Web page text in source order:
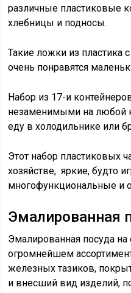
различные пластиковые
хлебницы и подносы.
Такие ложки из
очень понравятся
Набор из 17-и
незаменимыми на любой
еду в холодильнике или
Этот набор пластиковых
хозяйстве, яркие, будто
многофункциональные и
Эмалированная
Эмалированная посуда на
огромнейшем
железных тазиков,
и внесший вид изделий,